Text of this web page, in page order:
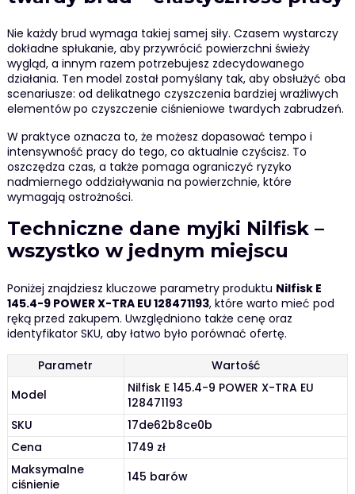
Nie każdy brud wymaga takiej samej siły. Czasem wystarczy
dokładne spłukanie, aby przywrócić powierzchni świeży
wygląd, a innym razem potrzebujesz zdecydowanego
działania. Ten model został pomyślany tak, aby obsłużyć oba
scenariusze: od delikatnego czyszczenia bardziej wrażliwych
elementów po czyszczenie ciśnieniowe twardych zabrudzeń.
W praktyce oznacza to, że możesz dopasować tempo i
intensywność pracy do tego, co aktualnie czyścisz. To
oszczędza czas, a także pomaga ograniczyć ryzyko
nadmiernego oddziaływania na powierzchnie, które
wymagają ostrożności.
Techniczne dane myjki Nilfisk –
wszystko w jednym miejscu
Poniżej znajdziesz kluczowe parametry produktu Nilfisk E
145.4-9 POWER X-TRA EU 128471193, które warto mieć pod
ręką przed zakupem. Uwzględniono także cenę oraz
identyfikator SKU, aby łatwo było porównać ofertę.
Parametr
Wartość
Model
Nilfisk E 145.4-9 POWER X-TRA EU
128471193
SKU
17de62b8ce0b
Cena
1749 zł
Maksymalne
ciśnienie
145 barów